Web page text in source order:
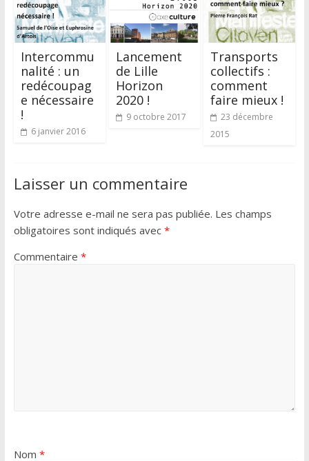
Intercommu
nalité : un
redécoupag
e nécessaire
!
6 janvier 2016
Lancement
de Lille
Horizon
2020 !
9 octobre 2017
Transports
collectifs :
comment
faire mieux !
23 décembre
2015
Laisser un commentaire
Votre adresse e-mail ne sera pas publiée. Les champs
obligatoires sont indiqués avec *
Commentaire *
Nom *